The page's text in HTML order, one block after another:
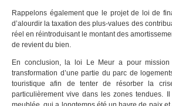
Rappelons également que le projet de loi de
d’alourdir la taxation des plus-values des
réel en réintroduisant le montant des
de revient du bien.
En conclusion, la loi Le Meur a pour mission
transformation d’une partie du parc de
touristique afin de tenter de résorber la
particulièrement vive dans les zones tendues.